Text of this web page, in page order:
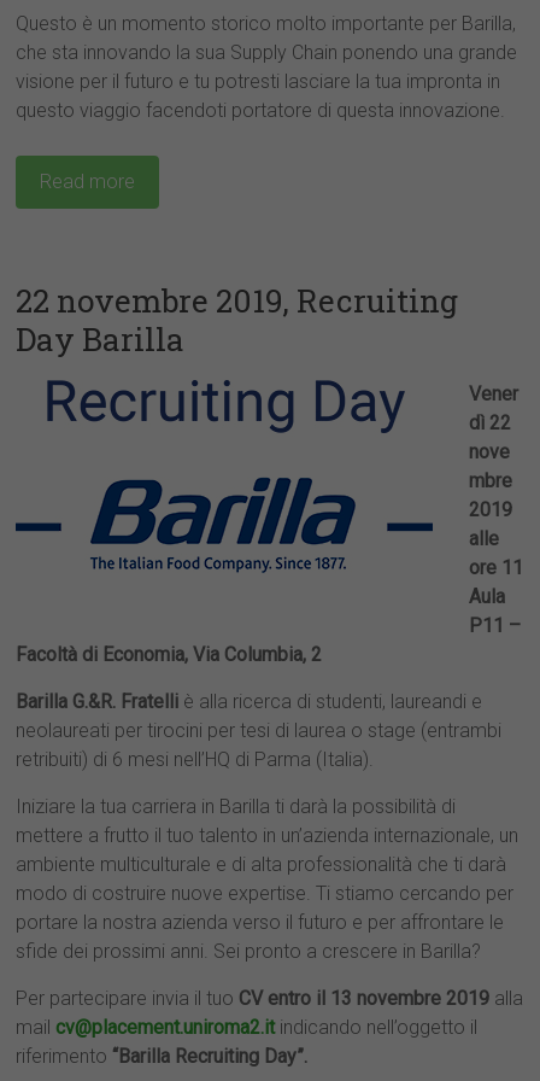
Proposte tirocini
N°
massimo
cv@placement.uniroma2.it
domanda di ammissione
tesi di laurea
curriculum vitae
documento di riconoscimento
cv@placement.uniroma2.it
domanda di ammissione
allegato; ove possibile si richiede la
Questo è un momento storico molto importante per Barilla,
che sta innovando la sua Supply Chain ponendo una grande
visione per il futuro e tu potresti lasciare la tua impronta in
questo viaggio facendoti portatore di questa innovazione.
Read more
22 novembre 2019, Recruiting
Day Barilla
Vener
dì 22
nove
mbre
2019
alle
ore 11
Aula
P11 –
Facoltà di Economia, Via Columbia, 2
Barilla G.&R. Fratelli è alla ricerca di studenti, laureandi e
neolaureati per tirocini per tesi di laurea o stage (entrambi
retribuiti) di 6 mesi nell’HQ di Parma (Italia).
Iniziare la tua carriera in Barilla ti darà la possibilità di
mettere a frutto il tuo talento in un’azienda internazionale, un
ambiente multiculturale e di alta professionalità che ti darà
modo di costruire nuove expertise. Ti stiamo cercando per
portare la nostra azienda verso il futuro e per affrontare le
sfide dei prossimi anni. Sei pronto a crescere in Barilla?
Per partecipare invia il tuo CV entro il 13 novembre 2019 alla
mail cv@placement.uniroma2.it indicando nell’oggetto il
riferimento “Barilla Recruiting Day”.